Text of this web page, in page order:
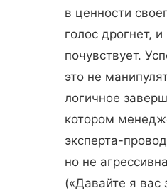
в ценности
голос дрогнет, и
почувствует.
это не
логичное
котором
эксперта-
но не
(«Давайте я вас